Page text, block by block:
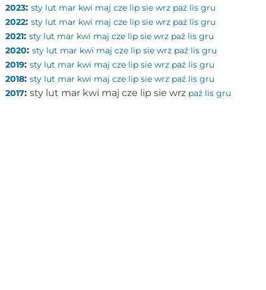
2023: sty lut mar kwi maj cze lip sie wrz paź lis gru
2022: sty lut mar kwi maj cze lip sie wrz paź lis gru
2021: sty lut mar kwi maj cze lip sie wrz paź lis gru
2020: sty lut mar kwi maj cze lip sie wrz paź lis gru
2019: sty lut mar kwi maj cze lip sie wrz paź lis gru
2018: sty lut mar kwi maj cze lip sie wrz paź lis gru
2017: sty lut mar kwi maj cze lip sie wrz paź lis gru